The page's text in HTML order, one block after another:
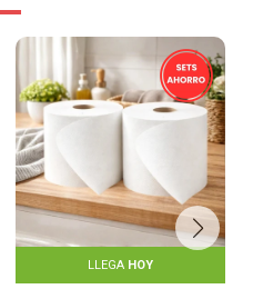
LLEGA HOY